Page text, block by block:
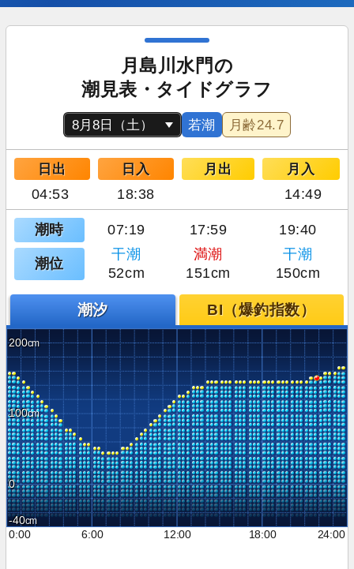
月島川水門の
潮見表・タイドグラフ
若潮 月齢24.7
日出 日入 月出 月入
04:53 18:38 14:49
潮時 07:19 17:59 19:40
潮位
干潮 満潮
干潮
52cm
151cm 150cm
潮汐 BI（爆釣指数）
200
100
0
-40
0:00
6:00 12:00 18:00 24:00